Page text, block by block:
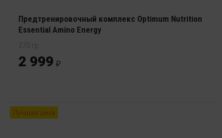
Предтренировочный комплекс Optimum Nutrition
Essential Amino Energy
270 гр
2 999
Лучшая цена